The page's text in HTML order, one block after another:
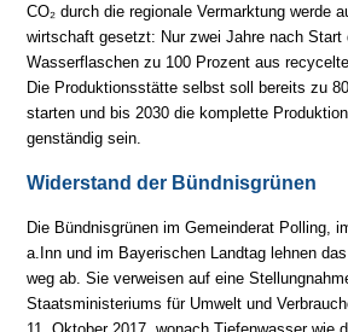
CO₂ durch die re­gio­na­le Ver­mark­tung werde
wirt­schaft ge­setzt: Nur zwei Jahre nach Start
Wasser­fla­schen zu 100 Pro­zent aus
Die Pro­duk­tions­stät­te selbst soll be­reits zu
star­ten und bis 2030 die kom­plet­te
gen­stän­dig sein.
Widerstand der Bündnisgrünen
Die Bündnisgrünen im Gemeinderat Polling,
a.Inn und im Baye­ri­schen Landtag leh­nen
weg ab. Sie ver­wei­sen auf eine
Staats­mi­nis­te­riums für Umwelt und